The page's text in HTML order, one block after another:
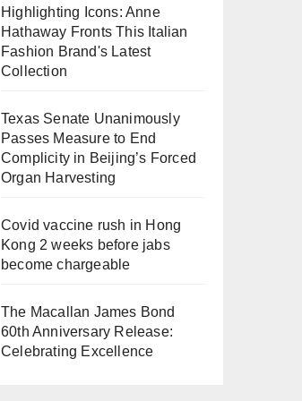
Highlighting Icons: Anne
Hathaway Fronts This Italian
Fashion Brand's Latest
Collection
Texas Senate Unanimously
Passes Measure to End
Complicity in Beijing’s Forced
Organ Harvesting
Covid vaccine rush in Hong
Kong 2 weeks before jabs
become chargeable
The Macallan James Bond
60th Anniversary Release:
Celebrating Excellence